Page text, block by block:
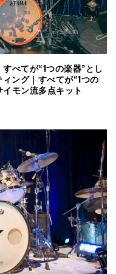
べてが“1つの楽器”とし
ング｜すべてが“1つの
モン流多点キット